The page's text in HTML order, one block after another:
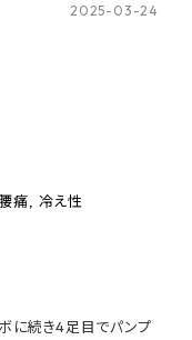
2025-03-24
痛, 冷え性
に続き4足目でパンプ